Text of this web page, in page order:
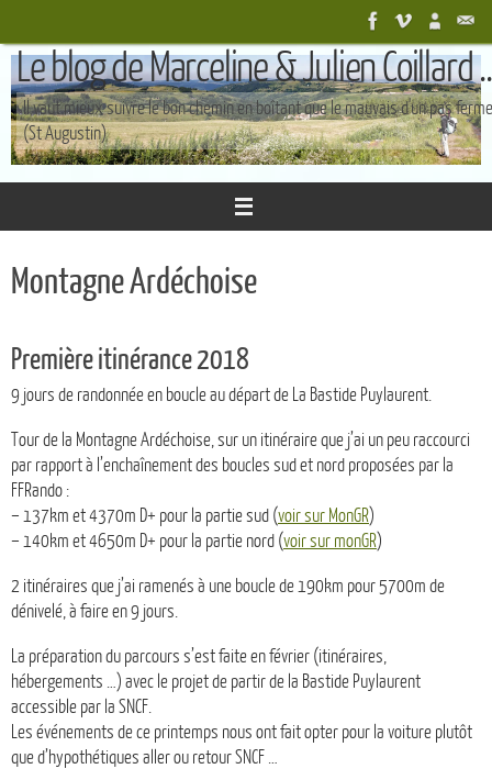
contenu
Le blog de Marceline & Julien Coillard
Il vaut mieux suivre le bon chemin en boîtant que le mauvais d'un pas ferme
(St Augustin)
Montagne Ardéchoise
Première itinérance 2018
9 jours de randonnée en boucle au départ de La Bastide Puylaurent.
Tour de la Montagne Ardéchoise, sur un itinéraire que j’ai un peu raccourci
par rapport à l’enchaînement des boucles sud et nord proposées par la
FFRando :
– 137km et 4370m D+ pour la partie sud (voir sur MonGR)
– 140km et 4650m D+ pour la partie nord (voir sur monGR)
2 itinéraires que j’ai ramenés à une boucle de 190km pour 5700m de
dénivelé, à faire en 9 jours.
La préparation du parcours s’est faite en février (itinéraires,
hébergements …) avec le projet de partir de la Bastide Puylaurent
accessible par la SNCF.
Les événements de ce printemps nous ont fait opter pour la voiture plutôt
que d’hypothétiques aller ou retour SNCF …